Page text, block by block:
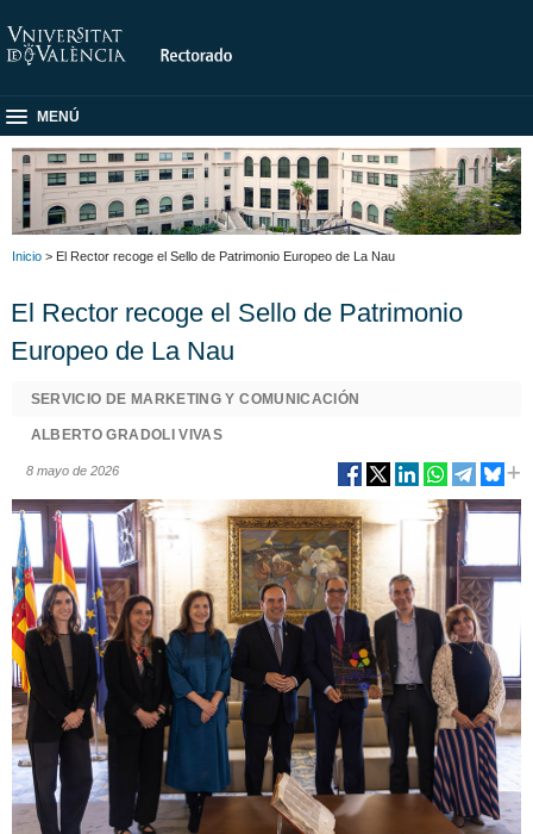
MENÚ
Inicio > El Rector recoge el Sello de Patrimonio Europeo de La Nau
El Rector recoge el Sello de Patrimonio
Europeo de La Nau
SERVICIO DE MARKETING Y COMUNICACIÓN
ALBERTO GRADOLI VIVAS
8 mayo de 2026